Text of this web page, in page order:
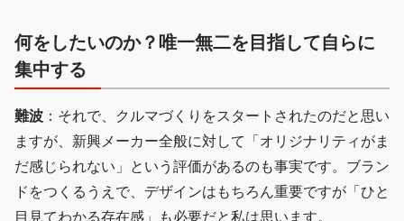
何をしたいのか？唯一無二を目指して自らに
集中する
難波 ：それで、クルマづくりをスタートされたのだと思い
ますが、新興メーカー全般に対して「オリジナリティがま
だ感じられない」という評価があるのも事実です。ブラン
ドをつくるうえで、デザインはもちろん重要ですが「ひと
目見てわかる存在感」も必要だと私は思います。